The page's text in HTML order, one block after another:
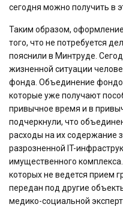
сегодня можно получить в
Таким образом,
того, что не потребуется
пояснили в Минтруде.
жизненной ситуации
фонда. Объединение
которые уже получают
привычное время и в
подчеркнули, что
расходы на их содержание
разрозненной IT-
имущественного
которых не ведется прием
передан под другие
медико-социальной